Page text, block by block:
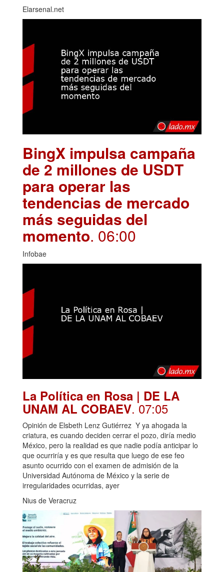
Elarsenal.net
BingX impulsa campaña
de 2 millones de USDT
para operar las
tendencias de mercado
más seguidas del
momento. 06:00
Infobae
La Política en Rosa | DE LA
UNAM AL COBAEV. 07:05
Opinión de Elsbeth Lenz Gutiérrez Y ya ahogada la
criatura, es cuando deciden cerrar el pozo, diría medio
México, pero la realidad es que nadie podía anticipar lo
que ocurriría y es que resulta que luego de ese feo
asunto ocurrido con el examen de admisión de la
Universidad Autónoma de México y la serie de
irregularidades ocurridas, ayer
Nius de Veracruz